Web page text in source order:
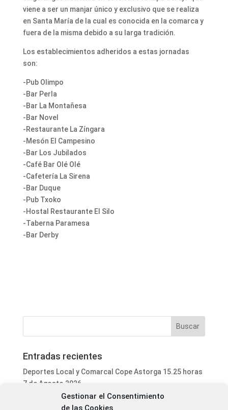
Gestionar el Consentimiento
de las Cookies
viene a ser un manjar único y exclusivo que se realiza
en Santa María de la cual es conocida en la comarca y
fuera de la misma debido a su larga tradición.
Los establecimientos adheridos a estas jornadas
son:
-Pub Olimpo
-Bar Perla
-Bar La Montañesa
-Bar Novel
-Restaurante La Zíngara
-Mesón El Campesino
-Bar Los Jubilados
-Café Bar Olé Olé
-Cafetería La Sirena
-Bar Duque
-Pub Txoko
-Hostal Restaurante El Silo
-Taberna Paramesa
-Bar Derby
Entradas recientes
Deportes Local y Comarcal Cope Astorga 15.25 horas
7 de Agosto 2026
Informativo Mediodía Cope Astorga 14.20 horas 7 de